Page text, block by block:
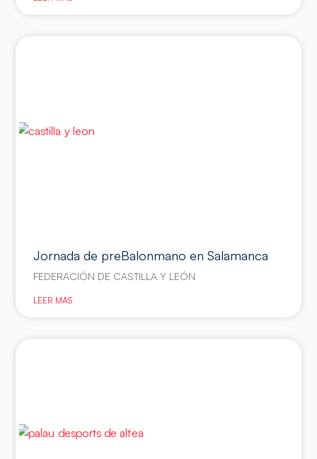
Jornada de preBalonmano en Salamanca
FEDERACIÓN DE CASTILLA Y LEÓN
LEER MÁS